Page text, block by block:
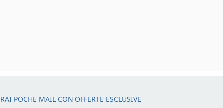
POCHE MAIL CON OFFERTE ESCLUSIVE